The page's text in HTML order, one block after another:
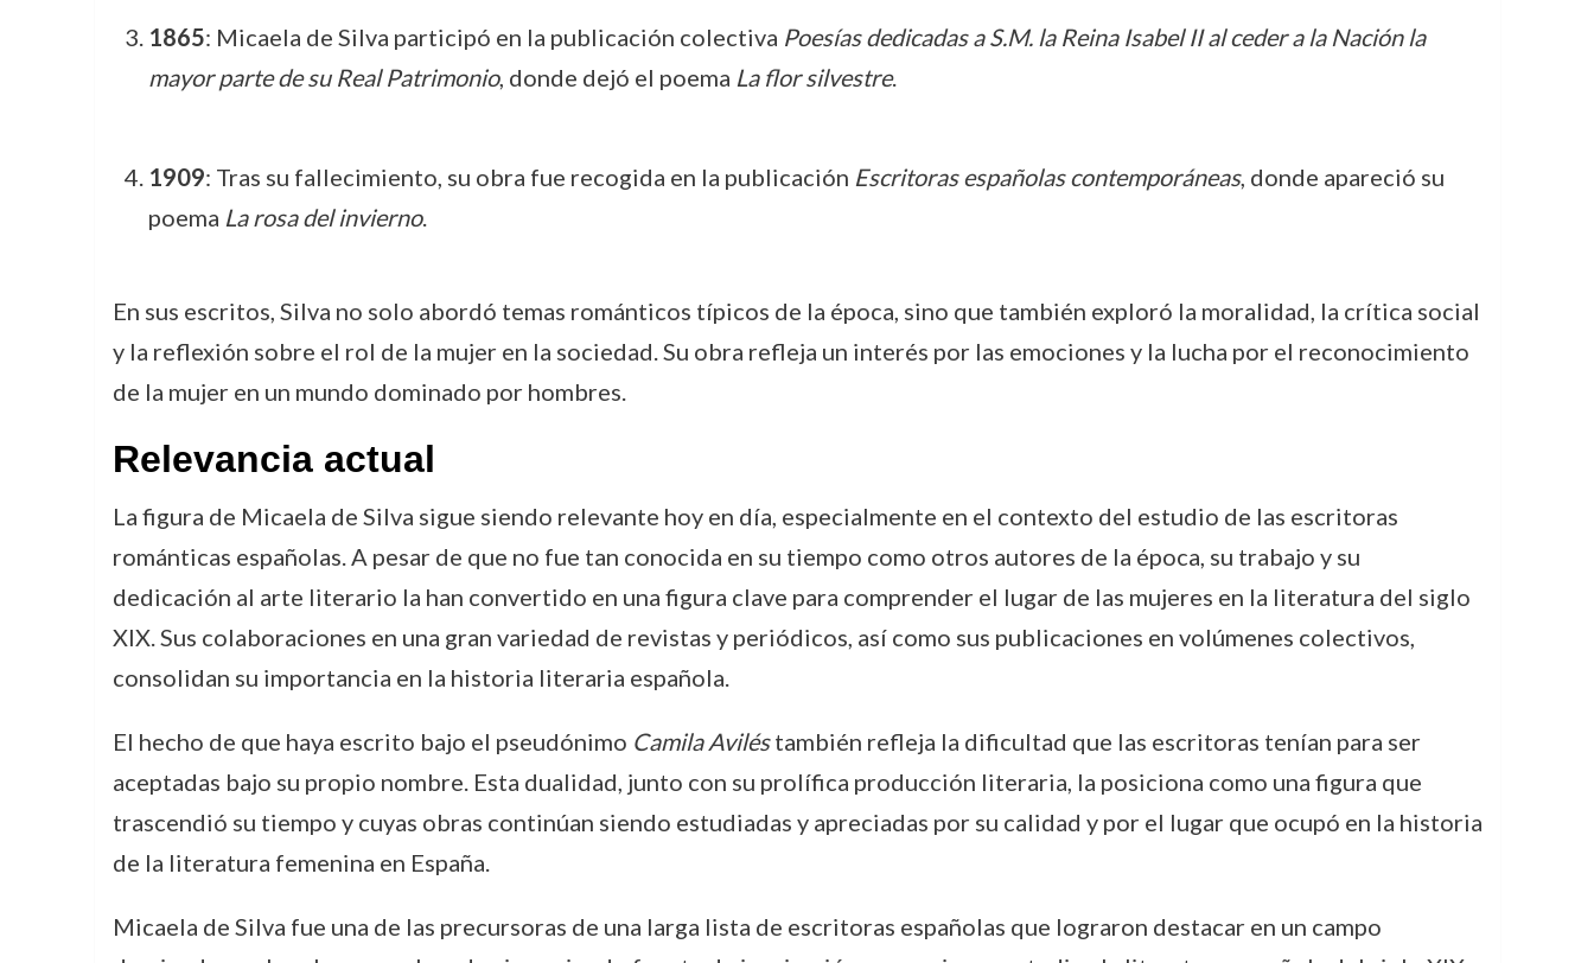
1865: Micaela de Silva participó en la publicación colectiva Poesías dedicadas a S.M. la Reina Isabel II al ceder a la Nación la
mayor parte de su Real Patrimonio, donde dejó el poema La flor silvestre.
1909: Tras su fallecimiento, su obra fue recogida en la publicación Escritoras españolas contemporáneas, donde apareció su
poema La rosa del invierno.
En sus escritos, Silva no solo abordó temas románticos típicos de la época, sino que también exploró la moralidad, la crítica social
y la reflexión sobre el rol de la mujer en la sociedad. Su obra refleja un interés por las emociones y la lucha por el reconocimiento
de la mujer en un mundo dominado por hombres.
Relevancia actual
La figura de Micaela de Silva sigue siendo relevante hoy en día, especialmente en el contexto del estudio de las escritoras
románticas españolas. A pesar de que no fue tan conocida en su tiempo como otros autores de la época, su trabajo y su
dedicación al arte literario la han convertido en una figura clave para comprender el lugar de las mujeres en la literatura del siglo
XIX. Sus colaboraciones en una gran variedad de revistas y periódicos, así como sus publicaciones en volúmenes colectivos,
consolidan su importancia en la historia literaria española.
El hecho de que haya escrito bajo el pseudónimo Camila Aviléstambién refleja la dificultad que las escritoras tenían para ser
aceptadas bajo su propio nombre. Esta dualidad, junto con su prolífica producción literaria, la posiciona como una figura que
trascendió su tiempo y cuyas obras continúan siendo estudiadas y apreciadas por su calidad y por el lugar que ocupó en la historia
de la literatura femenina en España.
Micaela de Silva fue una de las precursoras de una larga lista de escritoras españolas que lograron destacar en un campo